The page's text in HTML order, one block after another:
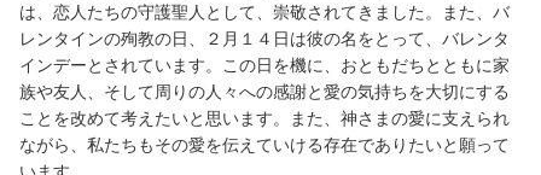
は、恋人たちの守護聖人として、崇敬されてきました。また、バ
レンタインの殉教の日、２月１４日は彼の名をとって、バレンタ
インデーとされています。この日を機に、おともだちとともに家
族や友人、そして周りの人々への感謝と愛の気持ちを大切にする
ことを改めて考えたいと思います。また、神さまの愛に支えられ
ながら、私たちもその愛を伝えていける存在でありたいと願って